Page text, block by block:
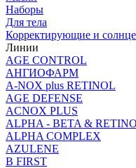
Наборы
Для тела
Корректирующие и
Линии
AGE CONTROL
АНГИОФАРМ
A-NOX plus RETINOL
AGE DEFENSE
ACNOX PLUS
ALPHA - BETA &
ALPHA COMPLEX
AZULENE
B FIRST